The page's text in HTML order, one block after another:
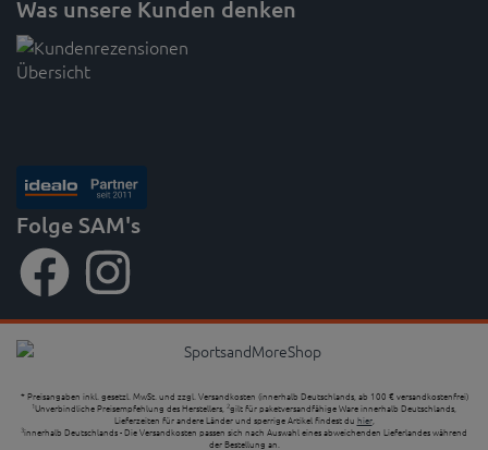
Was unsere Kunden denken
Folge SAM's
* Preisangaben inkl. gesetzl. MwSt. und zzgl. Versandkosten (innerhalb Deutschlands, ab 100 € versandkostenfrei)
1Unverbindliche Preisempfehlung des Herstellers, 2gilt für paketversandfähige Ware innerhalb Deutschlands,
Lieferzeiten für andere Länder und sperrige Artikel findest du hier,
3innerhalb Deutschlands - Die Versandkosten passen sich nach Auswahl eines abweichenden Lieferlandes während
der Bestellung an.